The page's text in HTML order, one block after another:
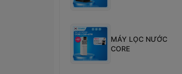
MÁY LỌC NƯỚC
CORE